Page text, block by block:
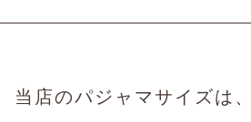
当店のパジャマサイズは、